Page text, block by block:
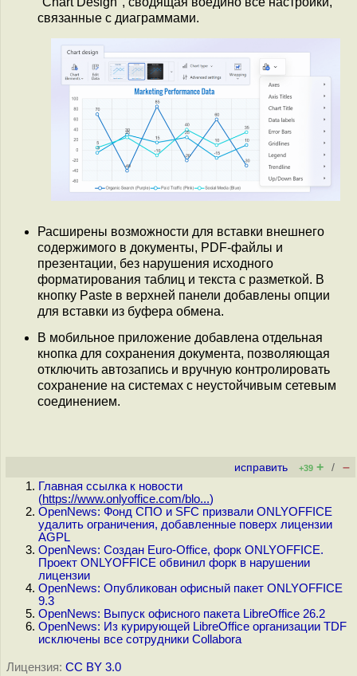
связанные с диаграммами.
Расширены возможности для вставки внешнего
содержимого в документы, PDF-файлы и
презентации, без нарушения исходного
форматирования таблиц и текста с разметкой. В
кнопку Paste в верхней панели добавлены опции
для вставки из буфера обмена.
В мобильное приложение добавлена отдельная
кнопка для сохранения документа, позволяющая
отключить автозапись и вручную контролировать
сохранение на системах с неустойчивым сетевым
соединением.
исправить +39 + / –
Главная ссылка к новости
(https://www.onlyoffice.com/blo...)
OpenNews: Фонд СПО и SFC призвали ONLYOFFICE
удалить ограничения, добавленные поверх лицензии
AGPL
OpenNews: Создан Euro-Office, форк ONLYOFFICE.
Проект ONLYOFFICE обвинил форк в нарушении
лицензии
OpenNews: Опубликован офисный пакет ONLYOFFICE
9.3
OpenNews: Выпуск офисного пакета LibreOffice 26.2
OpenNews: Из курирующей LibreOffice организации TDF
исключены все сотрудники Collabora
Лицензия: CC BY 3.0